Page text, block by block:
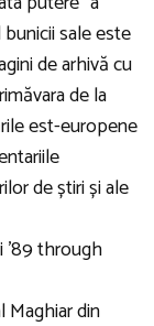
sale este
de arhivă cu
de la
est-europene
de știri și ale
through
Maghiar din